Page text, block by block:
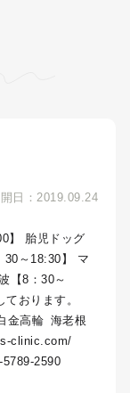
日：2019.09.24
】 胎児ドッグ
30～18:30】 マ
【8：30～
ております。
金高輪 海老根
clinic.com/
2590